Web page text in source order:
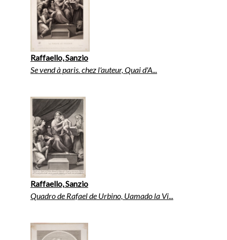
Raffaello, Sanzio
Se vend à paris. chez l'auteur, Quai d'A...
Raffaello, Sanzio
Quadro de Rafael de Urbino, Uamado la Vi...